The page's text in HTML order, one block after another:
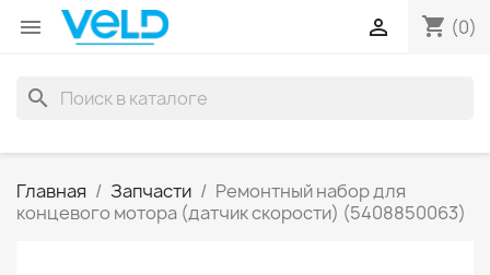
 shopping_cart (0)

search
Главная Запчасти
Ремонтный набор для
концевого мотора (датчик скорости) (5408850063)